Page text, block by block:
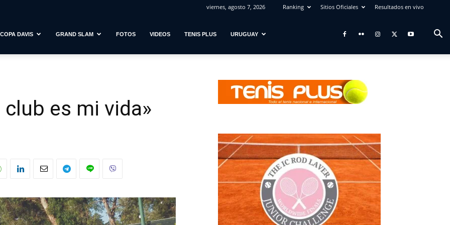
viernes, agosto 7, 2026 Ranking Sitios Oficiales Resultados en vivo
COPA DAVIS GRAND SLAM FOTOS VIDEOS TENIS PLUS URUGUAY
es mi vida»